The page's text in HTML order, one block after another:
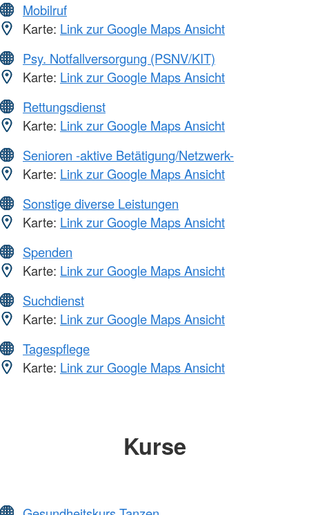
Mobilruf
Karte: Link zur Google Maps Ansicht
Psy. Notfallversorgung (PSNV/KIT)
Karte: Link zur Google Maps Ansicht
Rettungsdienst
Karte: Link zur Google Maps Ansicht
Senioren -aktive Betätigung/Netzwerk-
Karte: Link zur Google Maps Ansicht
Sonstige diverse Leistungen
Karte: Link zur Google Maps Ansicht
Spenden
Karte: Link zur Google Maps Ansicht
Suchdienst
Karte: Link zur Google Maps Ansicht
Tagespflege
Karte: Link zur Google Maps Ansicht
Kurse